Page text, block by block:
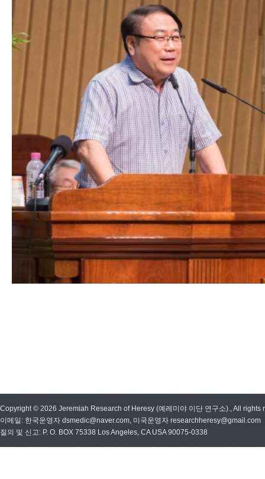
Copyright © 2026 Jeremiah Research of Heresy (예레미야 이단 연구소)., All rights
이메일: 한국운영자 dsmedic@naver.com, 미국운영자 researchheresy@gmail.com
질의 및 신고: P. O. BOX 75338 Los Angeles, CA USA 90075-0338